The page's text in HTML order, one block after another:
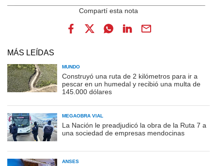
MÁS LEÍDAS
MUNDO
Construyó una ruta de 2 kilómetros para ir a
pescar en un humedal y recibió una multa de
145.000 dólares
MEGAOBRA VIAL
La Nación le preadjudicó la obra de la Ruta 7 a
una sociedad de empresas mendocinas
ANSES